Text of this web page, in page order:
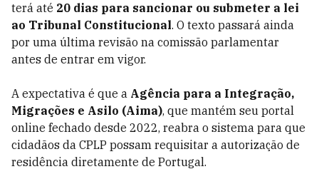
terá até 20 dias para sancionar ou submeter a lei
ao Tribunal Constitucional. O texto passará ainda
por uma última revisão na comissão parlamentar
antes de entrar em vigor.
A expectativa é que a Agência para a Integração,
Migrações e Asilo (Aima), que mantém seu portal
online fechado desde 2022, reabra o sistema para que
cidadãos da CPLP possam requisitar a autorização de
residência diretamente de Portugal.